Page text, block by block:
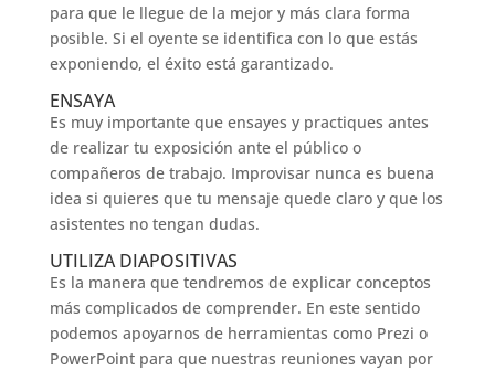
para que le llegue de la mejor y más clara forma
posible. Si el oyente se identifica con lo que estás
exponiendo, el éxito está garantizado.
ENSAYA
Es muy importante que ensayes y practiques antes
de realizar tu exposición ante el público o
compañeros de trabajo. Improvisar nunca es buena
idea si quieres que tu mensaje quede claro y que los
asistentes no tengan dudas.
UTILIZA DIAPOSITIVAS
Es la manera que tendremos de explicar conceptos
más complicados de comprender. En este sentido
podemos apoyarnos de herramientas como Prezi o
PowerPoint para que nuestras reuniones vayan por